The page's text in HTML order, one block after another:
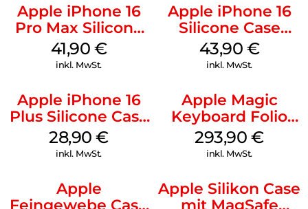
Apple iPhone 16
Pro Max Silicone
Case MagSafe
Ultramarine
41,90 €
inkl. MwSt.
Apple iPhone 16
Silicone Case
MagSafe Plum
43,90 €
inkl. MwSt.
Apple iPhone 16
Plus Silicone Case
MagSafe Black
28,90€
inkl. MwSt.
Apple Magic
Keyboard Folio
iPad 10.9″ (10.Gen.)
Weiß
293,90€
inkl. MwSt.
Apple
Apple Silikon Case